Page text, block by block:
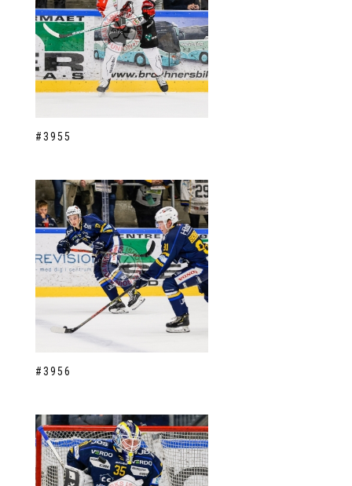
#3955
#3956